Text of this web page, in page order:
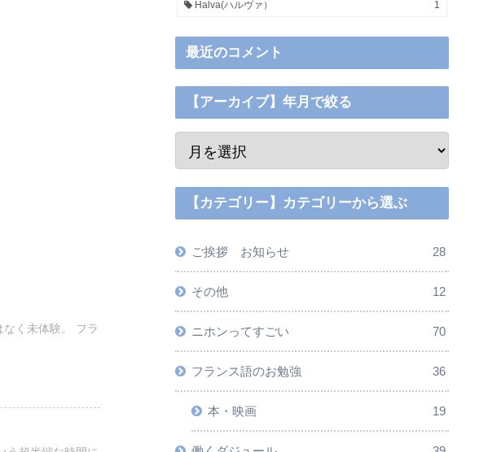
く未体験。 フラ
Halva(ハルヴァ） 1
最近のコメント
【アーカイブ】年月で絞る
【カテゴリー】カテゴリーから選ぶ
ご挨拶 お知らせ 28
その他 12
ニホンってすごい 70
フランス語のお勉強 36
本・映画 19